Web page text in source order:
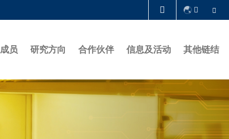
成员 研究方向 合作伙伴 信息及活动 其他链结